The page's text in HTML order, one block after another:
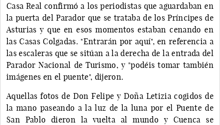
Casa Real confirmó a los periodistas que aguardaban en
la puerta del Parador que se trataba de los Príncipes de
Asturias y que en esos momentos estaban cenando en
las Casas Colgadas. "Entrarán por aquí", en referencia a
las escaleras que se sitúan a la derecha de la entrada del
Parador Nacional de Turismo, y "podéis tomar también
imágenes en el puente", dijeron.
Aquellas fotos de Don Felipe y Doña Letizia cogidos de
la mano paseando a la luz de la luna por el Puente de
San Pablo dieron la vuelta al mundo y Cuenca se